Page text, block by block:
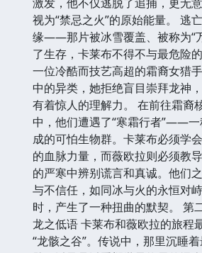
视为“禁忌之火”的原始能量。 逃
缘——那片被冰雪覆盖、被称为“
了生存，卡莱布不得不与最危险
一位冷酷而技艺高超的霜裔女猎
中的异类，她拒绝盲目崇拜龙神
有着惊人的理解力。 在前往霜裔
中，他们遭遇了“寒霜行者”——
成的可怕生物群。卡莱布必须学
的血脉力量，而薇欧拉则必须教
的严寒中辨别谎言和真诚。他们
与不信任，如同冰与火的永恒对
时，产生了一种扭曲的默契。 第
龙之低语 卡莱布和薇欧拉的旅程
“龙骸之谷”。传说中，那里沉睡